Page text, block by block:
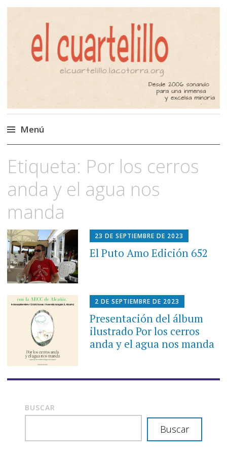
El Cuartelillo
Programa de radio de música
independiente. Podcast
Menú
al
contenido
Etiqueta: Por los cerros
anda y el agua nos
manda
23 DE SEPTIEMBRE DE 2023
El Puto Amo Edición 652
2 DE SEPTIEMBRE DE 2023
Presentación del álbum
ilustrado Por los cerros
anda y el agua nos manda
BUSCAR
Buscar